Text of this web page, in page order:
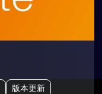
版本更新